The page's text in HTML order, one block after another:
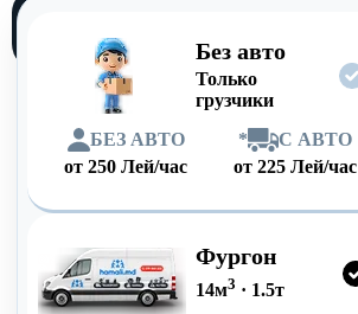
Без авто
Только
грузчики
БЕЗ АВТО
от250 Лей/час
*
С АВТО
от 225 Лей/час
Фургон
14м3 · 1.5т